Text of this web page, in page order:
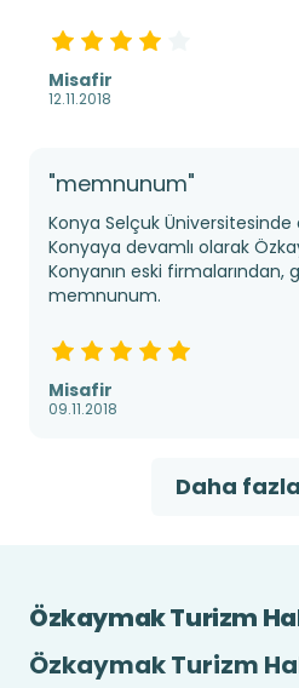
Misafir
12.11.2018
Misafir
09.11.2018
"memnunum"
Konya Selçuk
Konyaya devamlı olarak
Konyanın eski firmalarından,
memnunum.
Daha
Özkaymak Turizm
Özkaymak Turizm